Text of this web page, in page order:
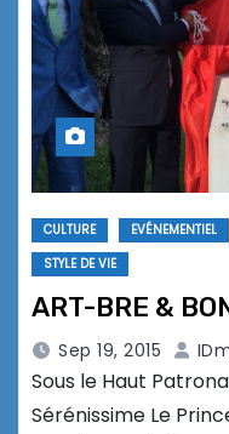
CULTURE EVÉNEMENTIEL
STYLE DE VIE
ART-BRE &
Sep 19, 2015
Sous le Haut
Sérénissime Le